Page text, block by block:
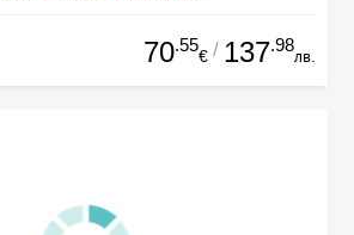
70.55
€ / 137.98
лв.